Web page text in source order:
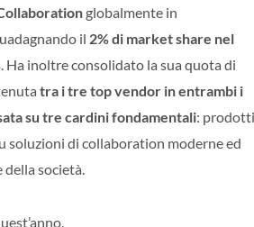
globalmente in
il 2% di market share nel
. Ha inoltre consolidato la sua quota di
tra i tre top vendor in entrambi i
su tre cardini fondamentali: prodotti
soluzioni di collaboration moderne ed
società.